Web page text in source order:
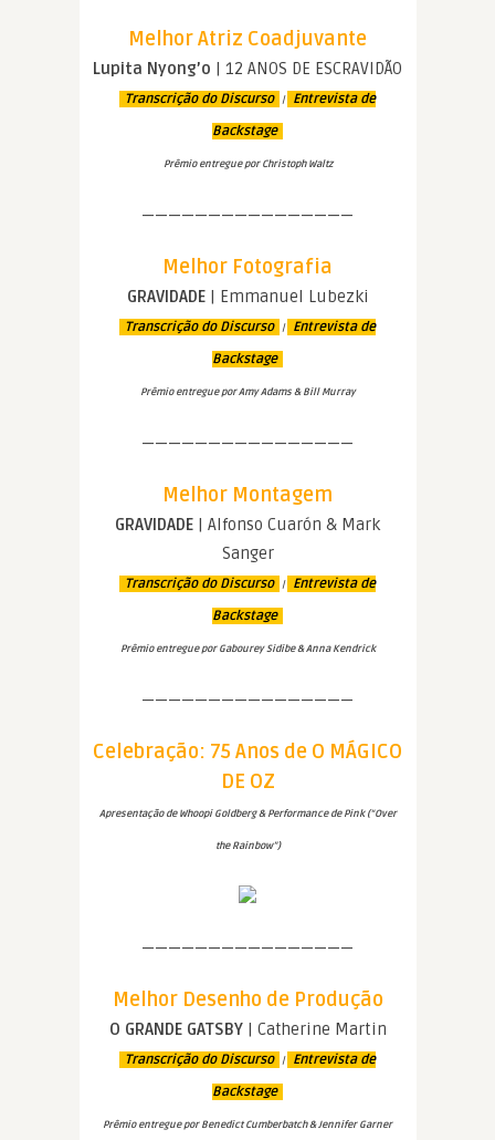
Melhor Atriz Coadjuvante
Lupita Nyong’o | 12 ANOS DE ESCRAVIDÃO
Transcrição do Discurso |
Entrevista de
Backstage
Prêmio entregue por Christoph Waltz
————————————————
Melhor Fotografia
GRAVIDADE| Emmanuel Lubezki
Transcrição do Discurso |
Entrevista de
Backstage
Prêmio entregue por Amy Adams & Bill Murray
————————————————
Melhor Montagem
GRAVIDADE | Alfonso Cuarón & Mark
Sanger
Transcrição do Discurso |
Entrevista de
Backstage
Prêmio entregue por Gabourey Sidibe & Anna Kendrick
————————————————
Celebração: 75 Anos de O MÁGICO
DE OZ
Apresentação de Whoopi Goldberg & Performance de Pink (“Over
the Rainbow”)
————————————————
Melhor Desenho de Produção
O GRANDE GATSBY | Catherine Martin
Transcrição do Discurso |
Entrevista de
Backstage
Prêmio entregue por Benedict Cumberbatch & Jennifer Garner